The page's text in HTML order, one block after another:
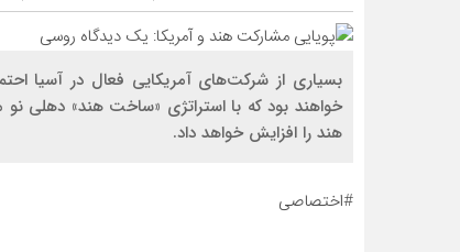
بسیاری از شرکت‌های آمریکایی فعال در آسیا
خواهند بود که با استراتژی «ساخت هند» دهلی
هند را افزایش خواهد داد.
#اختصاصی